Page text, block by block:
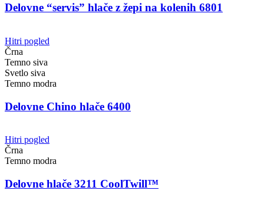
Delovne “servis” hlače z žepi na kolenih 6801
Hitri pogled
Črna
Temno siva
Svetlo siva
Temno modra
Delovne Chino hlače 6400
Hitri pogled
Črna
Temno modra
Delovne hlače 3211 CoolTwill™